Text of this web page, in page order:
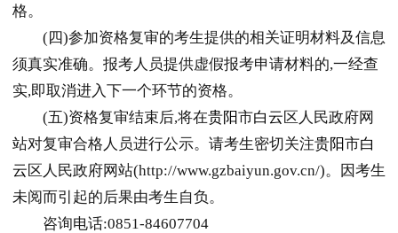
格。
(四)参加资格复审的考生提供的相关证明材料及信息
须真实准确。报考人员提供虚假报考申请材料的,一经查
实,即取消进入下一个环节的资格。
(五)资格复审结束后,将在贵阳市白云区人民政府网
站对复审合格人员进行公示。请考生密切关注贵阳市白
云区人民政府网站(http://www.gzbaiyun.gov.cn/)。因考生
未阅而引起的后果由考生自负。
咨询电话:0851-84607704